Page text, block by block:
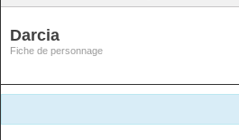
Darcia
Fiche de personnage